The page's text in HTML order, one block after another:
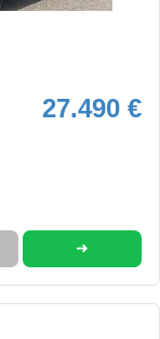
27.490 €
➜